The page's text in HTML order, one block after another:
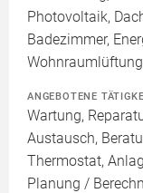
Photovoltaik,
Badezimmer,
ANGEBOTENE
Wartung,
Austausch,
Thermostat,
Planung /